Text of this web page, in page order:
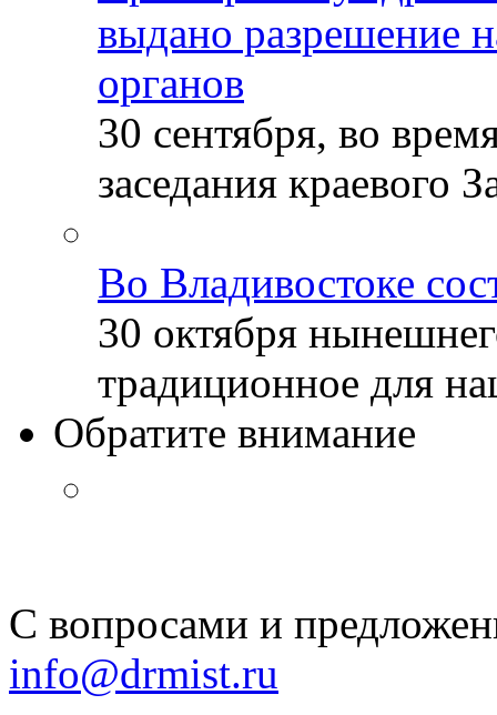
выдано разрешение
органов
30 сентября, во
заседания краевого
Во Владивостоке
30 октября
традиционное для
Обратите внимание
С вопросами и
info@drmist.ru